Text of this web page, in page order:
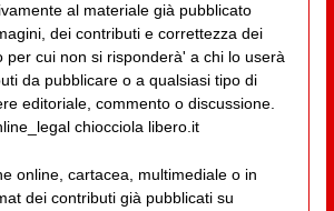
al materiale già pubblicato
dei contributi e correttezza dei
per cui non si risponderà' a chi lo userà
da pubblicare o a qualsiasi tipo di
editoriale, commento o discussione.
chiocciola libero.it
online, cartacea, multimediale o in
dei contributi già pubblicati su